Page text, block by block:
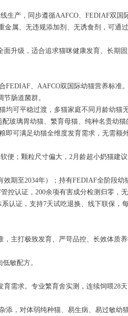
生产，同步遵循AAFCO、FEDIAF双国
金属、无违规添加剂、无诱食剂，可通
升级，适合追求猫咪健康发育、长期
、AAFCO双国际幼猫营养标准
肠道菌群。
可平稳过渡，多猫家庭不同月龄幼猫
玻璃胃幼猫、繁育母猫、纯种名贵幼猫
可满足幼猫全维度发育需求，无需额
便；颗粒尺寸偏大，2月龄超小奶猫建议
期至2034年）；持有FEDIAF全阶段幼
控认证，200余项有害成分检测归零，
系认证，支持7天试吃退换、线下联保，
主打极致发育、严苛品控、长效体质
敏配方。
需求。专业繁育舍实测，连续饲喂28
，对体弱纯种猫、易生病、易过敏幼